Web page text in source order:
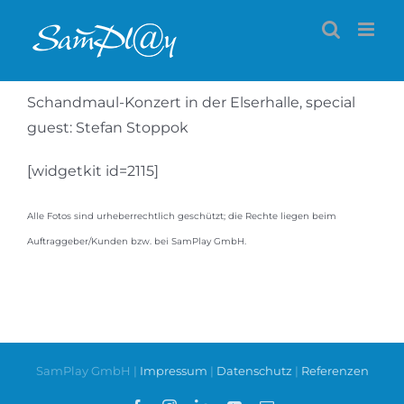
Inhalt
Schandmaul-Konzert in der Elserhalle, special
guest: Stefan Stoppok
[widgetkit id=2115]
Alle Fotos sind urheberrechtlich geschützt; die Rechte liegen beim
Auftraggeber/Kunden bzw. bei SamPlay GmbH.
SamPlay GmbH | Impressum | Datenschutz | Referenzen